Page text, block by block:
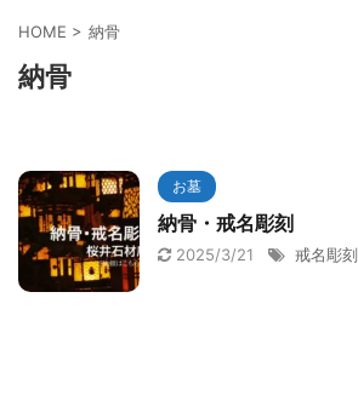
HOME > 納骨
納骨
お墓
納骨・戒名彫刻
2025/3/21 戒名彫刻